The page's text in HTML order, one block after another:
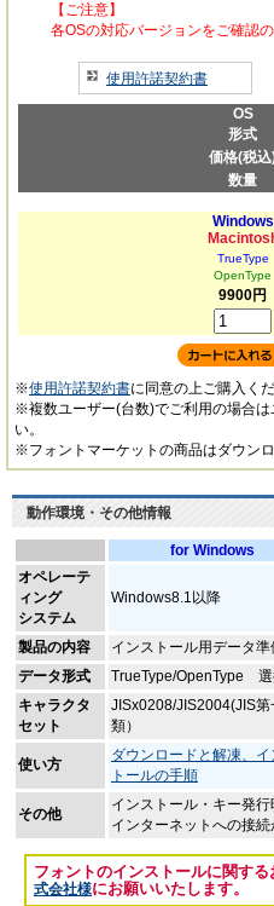
【ご注意】
各OSの対応バージョンをご確認
使用許諾契約書
OS
形式
価格(税込
数量
Windows
TrueType
OpenType
9900円
※使用許諾契約書に同意の上ご購入く
※複数ユーザー(台数)でご利用の場合は
い。
※フォントマーケットの商品はダウンロ
動作環境・その他情報
for Windows
オペレーテ
ィング
システム
Windows8.1以降
製品の内容
インストール用データ準
データ形式
TrueType/OpenType
キャラクタ
セット
JISx0208/JIS2004(JIS
類）
使い方
ダウンロードと解凍、イ
トールの手順
その他
インストール・キー発行
インターネットへの接続
フォントのインストールに関する
式会社様にお願いいたします。